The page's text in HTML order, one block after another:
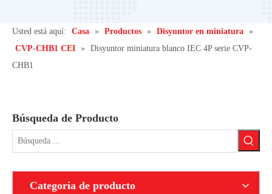
Usted está aquí: Casa » Productos » Disyuntor en miniatura »
CVP-CHB1 CEI »
Disyuntor miniatura blanco IEC 4P serie CVP-
CHB1
Búsqueda de Producto
Categoria de producto